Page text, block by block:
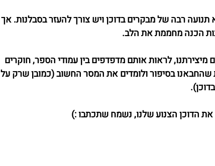
תנועה רבה של מבקרים בדוכן ויש צורך להעזר בסבלנות. אך
הכנה מחממת את הלב.
מיצירתנו, לראות אותם מדפדפים בין עמודי הספר, חוקרים
בסיפור ולומדים את המסר החשוב (כמובן שרק על
הדוכן הצנוע שלנו, נשמח שתכתבו :)